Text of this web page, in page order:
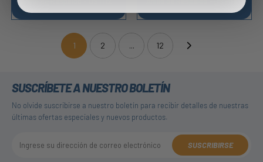
1(current)2 ... 12
SUSCRÍBETE A NUESTRO BOLETÍN
No olvide suscribirse a nuestro boletín para recibir detalles de nuestras
últimas ofertas especiales y nuevos productos.
SUSCRIBIRSE